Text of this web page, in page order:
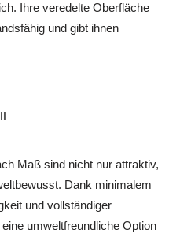
Ihre veredelte Oberfläche
und gibt ihnen
Maß sind nicht nur attraktiv,
Dank minimalem
und vollständiger
umweltfreundliche Option